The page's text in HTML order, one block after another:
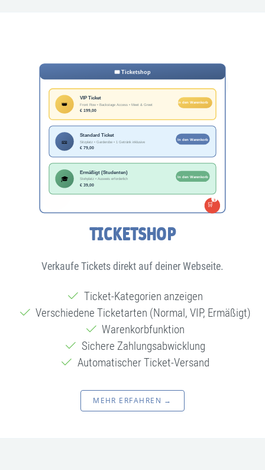
TICKETSHOP
Verkaufe Tickets direkt auf deiner Webseite.
Ticket-Kategorien anzeigen
Verschiedene Ticketarten (Normal, VIP, Ermäßigt)
Warenkorbfunktion
Sichere Zahlungsabwicklung
Automatischer Ticket-Versand
MEHR ERFAHREN →